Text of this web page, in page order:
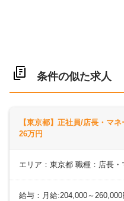
条件の似た求人
【東京都】正社員/店長・マ
26万円
エリア：東京都 職種：店長
給与：月給:204,000～